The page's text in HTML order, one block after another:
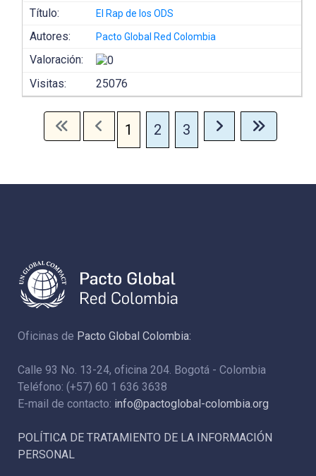
Título: El Rap de los ODS
Autores: Pacto Global Red Colombia
Valoración:
Visitas:
25076
1 2 3
Oficinas de Pacto Global Colombia:
Calle 93 No. 13-24, oficina 204. Bogotá - Colombia
Teléfono: (+57) 60 1 636 3638
E-mail de contacto: info@pactoglobal-colombia.org
POLÍTICA DE TRATAMIENTO DE LA INFORMACIÓN
PERSONAL